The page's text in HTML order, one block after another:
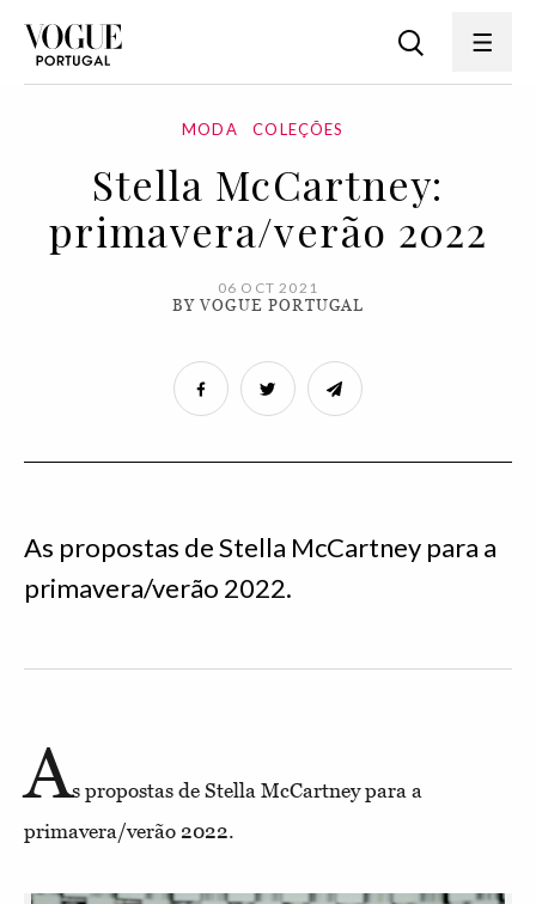
MODA COLEÇÕES
Stella McCartney:
primavera/verão 2022
06 OCT 2021
BY VOGUE PORTUGAL
As propostas de Stella McCartney para a
primavera/verão 2022.
As propostas de Stella McCartney para a
primavera/verão 2022.